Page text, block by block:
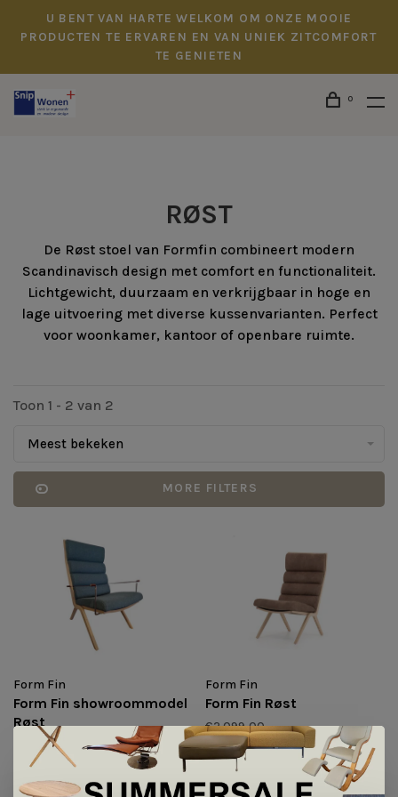
U BENT VAN HARTE WELKOM OM ONZE MOOIE
PRODUCTEN TE ERVAREN EN VAN UNIEK ZITCOMFORT
TE GENIETEN
0
RØST
De Røst stoel van Formfin combineert modern
Scandinavisch design met comfort en functionaliteit.
Lichtgewicht, duurzaam en verkrijgbaar in hoge en
lage uitvoering met diverse kussenvarianten. Perfect
voor woonkamer, kantoor of openbare ruimte.
Toon 1 - 2 van 2
Meest bekeken
MORE FILTERS
Form Fin
Form Fin showroommodel
Røst
€2.612,00 €1.959,00
Form Fin
Form Fin Røst
€2.099,00